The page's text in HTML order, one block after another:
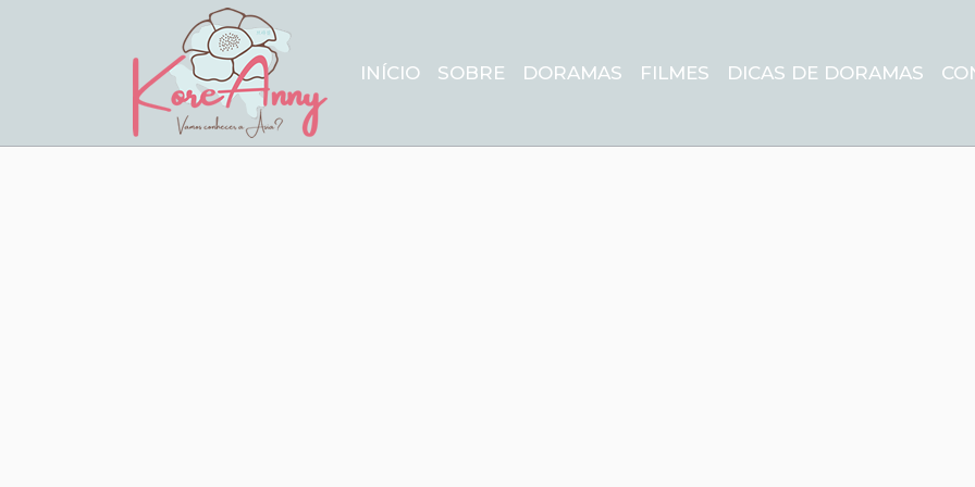
INÍCIO SOBRE DORAMAS FILMES DICAS DE DORAMAS